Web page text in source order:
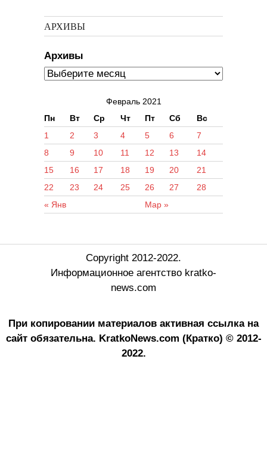
АРХИВЫ
Архивы
Февраль 2021
Пн
Вт Ср Чт Пт Сб Вс
« Янв Мар »
1 2 3 4 5 6
7
8
9 10 11 12 13
14
15
16 17 18 19 20
21
22
23 24 25 26 27 28
Copyright 2012-2022.
Информационное агентство kratko-
news.com
При копировании материалов активная ссылка на
сайт обязательна. KratkoNews.com (Кратко) © 2012-
2022.